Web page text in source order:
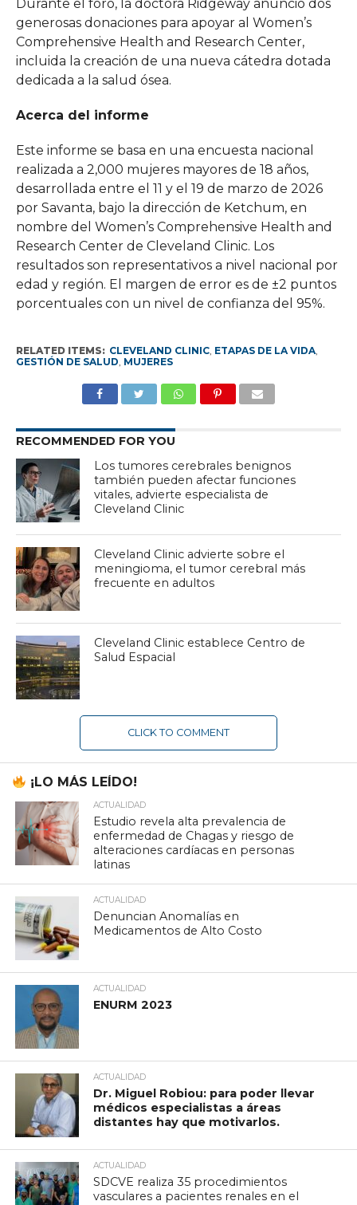
Durante el foro, la doctora Ridgeway anunció dos
generosas donaciones para apoyar al Women’s
Comprehensive Health and Research Center,
incluida la creación de una nueva cátedra dotada
dedicada a la salud ósea.
Acerca del informe
Este informe se basa en una encuesta nacional
realizada a 2,000 mujeres mayores de 18 años,
desarrollada entre el 11 y el 19 de marzo de 2026
por Savanta, bajo la dirección de Ketchum, en
nombre del Women’s Comprehensive Health and
Research Center de Cleveland Clinic. Los
resultados son representativos a nivel nacional por
edad y región. El margen de error es de ±2 puntos
porcentuales con un nivel de confianza del 95%.
RELATED ITEMS: CLEVELAND CLINIC, ETAPAS DE LA VIDA,
GESTIÓN DE SALUD, MUJERES
RECOMMENDED FOR YOU
Los tumores cerebrales benignos
también pueden afectar funciones
vitales, advierte especialista de
Cleveland Clinic
Cleveland Clinic advierte sobre el
meningioma, el tumor cerebral más
frecuente en adultos
Cleveland Clinic establece Centro de
Salud Espacial
CLICK TO COMMENT
¡LO MÁS LEÍDO!
ACTUALIDAD
Estudio revela alta prevalencia de
enfermedad de Chagas y riesgo de
alteraciones cardíacas en personas
latinas
ACTUALIDAD
Denuncian Anomalías en
Medicamentos de Alto Costo
ACTUALIDAD
ENURM 2023
ACTUALIDAD
Dr. Miguel Robiou: para poder llevar
médicos especialistas a áreas
distantes hay que motivarlos.
ACTUALIDAD
SDCVE realiza 35 procedimientos
vasculares a pacientes renales en el